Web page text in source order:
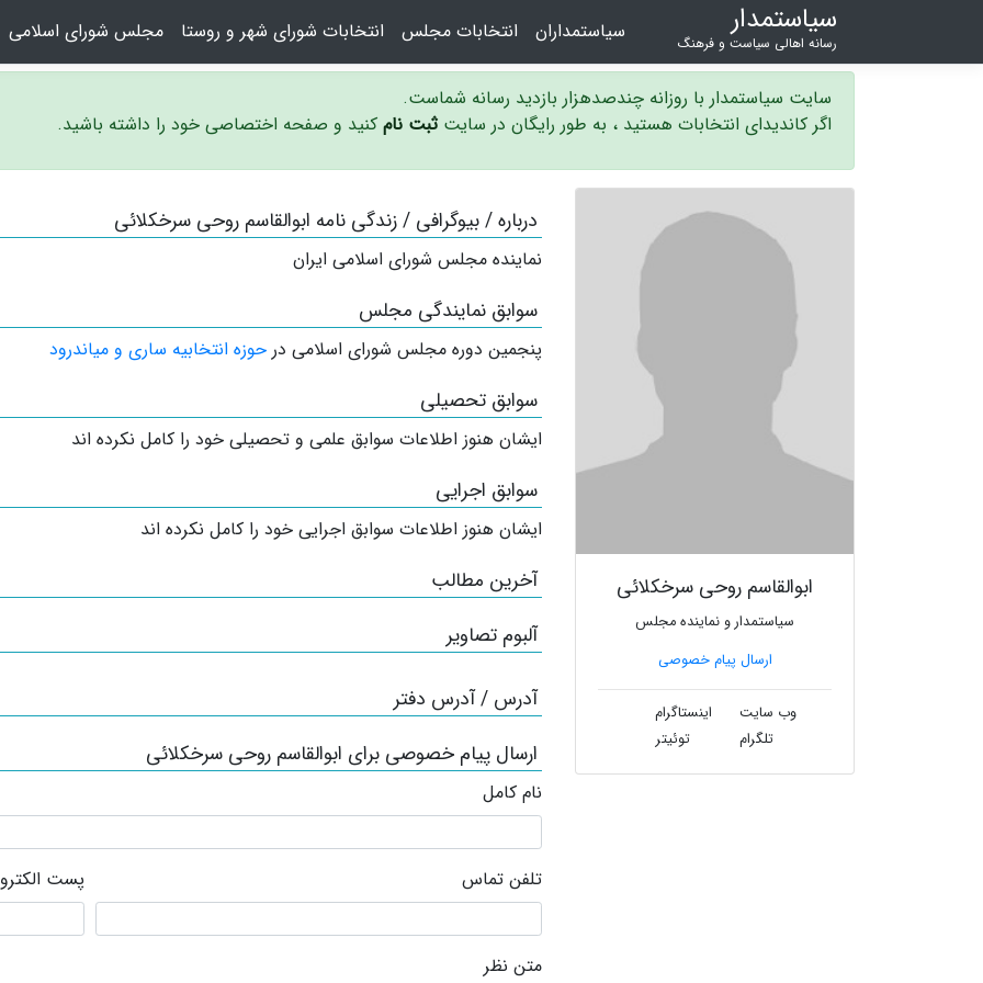
سیاستمدار
رسانه اهالی سیاست و فرهنگ سیاستمداران انتخابات مجلس انتخابات شورای شهر و روستا مجلس شورای اسلامی
سایت سیاستمدار با روزانه چندصدهزار بازدید رسانه شماست.
اگر کاندیدای انتخابات هستید ، به طور رایگان در سایت ثبت نام کنید و صفحه اختصاصی خود را داشته باشید.
ابوالقاسم روحی سرخکلائی
سیاستمدار و نماینده مجلس
ارسال پیام خصوصی
وب سایت
اینستاگرام
تلگرام
توئیتر
درباره / بیوگرافی / زندگی نامه ابوالقاسم روحی سرخکلائی
نماینده مجلس شورای اسلامی ایران
سوابق نمایندگی مجلس
پنجمین دوره مجلس شورای اسلامی در حوزه انتخابیه ساری و میاندرود
سوابق تحصیلی
ایشان هنوز اطلاعات سوابق علمی و تحصیلی خود را کامل نکرده اند
سوابق اجرایی
ایشان هنوز اطلاعات سوابق اجرایی خود را کامل نکرده اند
آخرین مطالب
آلبوم تصاویر
آدرس / آدرس دفتر
ارسال پیام خصوصی برای ابوالقاسم روحی سرخکلائی
نام کامل
تلفن تماس پست
متن نظر